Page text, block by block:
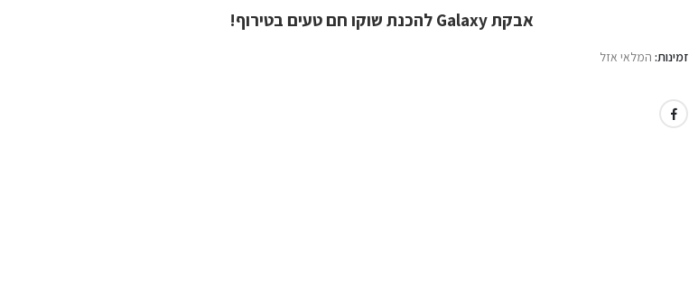
אבקת Galaxy להכנת שוקו חם טעים בטירוף!
זמינות: המלאי אזל